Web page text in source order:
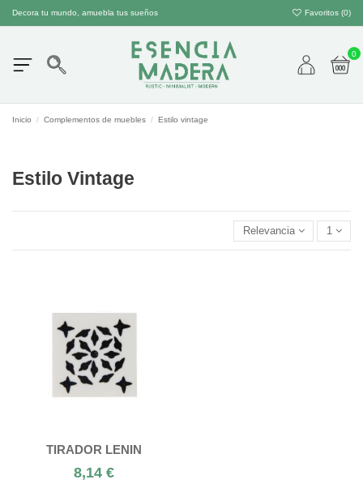
Decora tu mundo, amuebla tus sueños Favoritos (0)
0
Inicio Complementos de muebles Estilo vintage
Estilo Vintage
Relevancia 1
TIRADOR LENIN
8,14 €